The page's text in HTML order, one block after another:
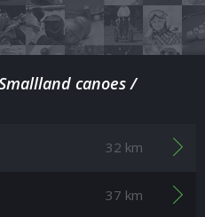
canoes /
32 km
37 km